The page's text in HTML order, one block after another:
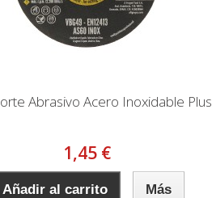
Abrasivo Acero Inoxidable Plus...
1,45 €
Añadir al carrito Más